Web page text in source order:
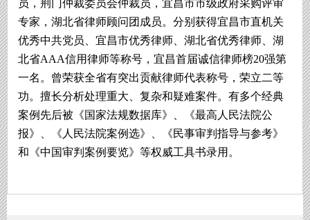
员，荆门仲裁委员会仲裁员，宜昌市市级政府采购评审
专家，湖北省律师顾问团成员。分别获得宜昌市直机关
优秀中共党员、宜昌市优秀律师、湖北省优秀律师、湖
北省AAA信用律师等称号，宜昌首届诚信律师榜20强第
一名。曾荣获全省有突出贡献律师代表称号，荣立二等
功。擅长分析处理重大、复杂和疑难案件。有多个经典
案例先后被《国家法规数据库》、《最高人民法院公
报》、《人民法院案例选》、《民事审判指导与参考》
和《中国审判案例要览》等权威工具书录用。